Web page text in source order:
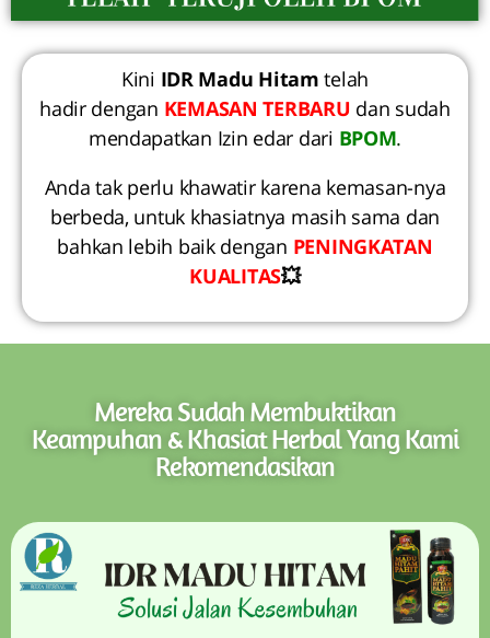
Kini IDR Madu Hitam telah
hadir dengan KEMASAN TERBARU dan sudah
mendapatkan Izin edar dari BPOM.
Anda tak perlu khawatir karena kemasan-nya
berbeda, untuk khasiatnya masih sama dan
bahkan lebih baik dengan PENINGKATAN
KUALITAS💥
Mereka Sudah Membuktikan
Keampuhan & Khasiat Herbal Yang Kami
Rekomendasikan